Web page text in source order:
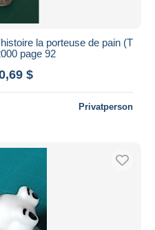
la porteuse de pain (T
page 92
$
Privatperson